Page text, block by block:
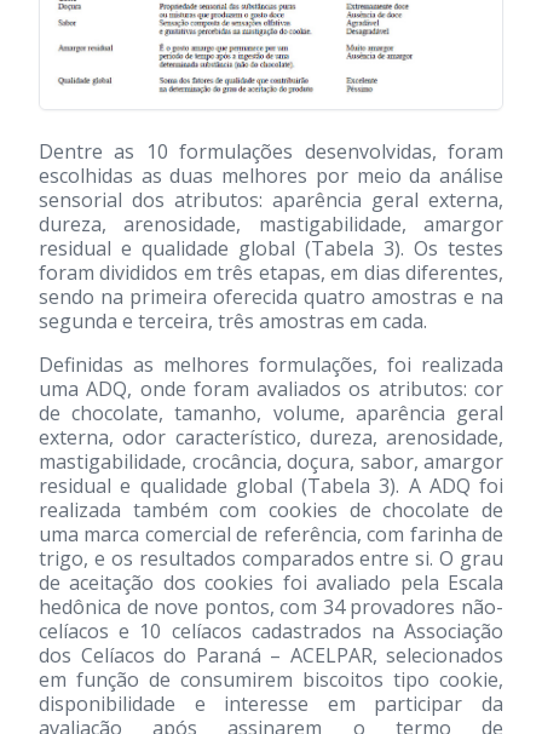
Dentre as 10 formulações desenvolvidas, foram
escolhidas as duas melhores por meio da análise
sensorial dos atributos: aparência geral externa,
dureza, arenosidade, mastigabilidade, amargor
residual e qualidade global (Tabela 3). Os testes
foram divididos em três etapas, em dias diferentes,
sendo na primeira oferecida quatro amostras e na
segunda e terceira, três amostras em cada.
Definidas as melhores formulações, foi realizada
uma ADQ, onde foram avaliados os atributos: cor
de chocolate, tamanho, volume, aparência geral
externa, odor característico, dureza, arenosidade,
mastigabilidade, crocância, doçura, sabor, amargor
residual e qualidade global (Tabela 3). A ADQ foi
realizada também com cookies de chocolate de
uma marca comercial de referência, com farinha de
trigo, e os resultados comparados entre si. O grau
de aceitação dos cookies foi avaliado pela Escala
hedônica de nove pontos, com 34 provadores não-
celíacos e 10 celíacos cadastrados na Associação
dos Celíacos do Paraná – ACELPAR, selecionados
em função de consumirem biscoitos tipo cookie,
disponibilidade e interesse em participar da
avaliação após assinarem o termo de